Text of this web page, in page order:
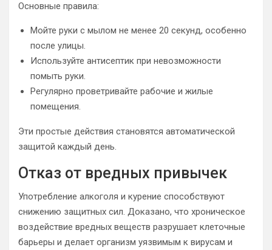
Основные правила:
Мойте руки с мылом не менее 20 секунд, особенно
после улицы.
Используйте антисептик при невозможности
помыть руки.
Регулярно проветривайте рабочие и жилые
помещения.
Эти простые действия становятся автоматической
защитой каждый день.
Отказ от вредных привычек
Употребление алкоголя и курение способствуют
снижению защитных сил. Доказано, что хроническое
воздействие вредных веществ разрушает клеточные
барьеры и делает организм уязвимым к вирусам и